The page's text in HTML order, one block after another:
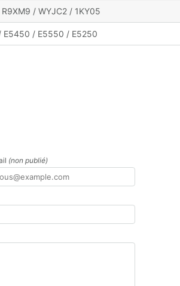
/ WYJC2 / 1KY05
E5450 / E5550 / E5250
(non publié)